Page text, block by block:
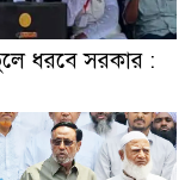
ধরবে সরকার :